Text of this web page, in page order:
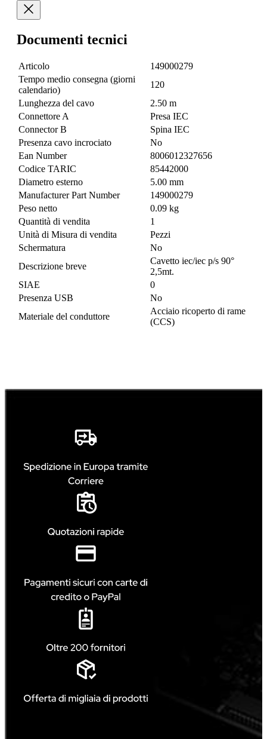
Documenti tecnici
Articolo
149000279
Tempo medio consegna (giorni
calendario)
120
Lunghezza del cavo
2.50 m
Connettore A
Presa IEC
Connector B
Spina IEC
Presenza cavo incrociato
No
Ean Number
8006012327656
Codice TARIC
85442000
Diametro esterno
5.00 mm
Manufacturer Part Number
149000279
Peso netto
0.09 kg
Quantità di vendita
1
Unità di Misura di vendita
Pezzi
Schermatura
No
Descrizione breve
Cavetto iec/iec p/s 90°
2,5mt.
SIAE
0
Presenza USB
No
Materiale del conduttore
Acciaio ricoperto di rame
(CCS)